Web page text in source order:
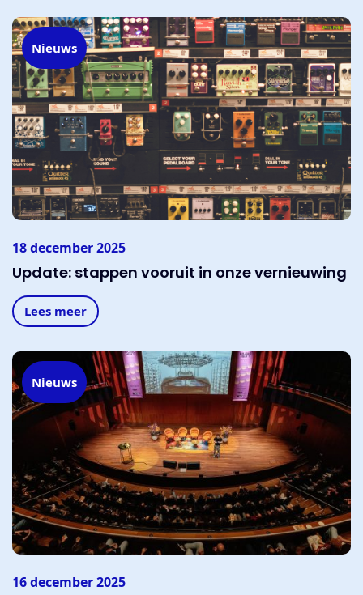
Nieuws
18 december 2025
Update: stappen vooruit in onze vernieuwing
Lees meer
Nieuws
16 december 2025